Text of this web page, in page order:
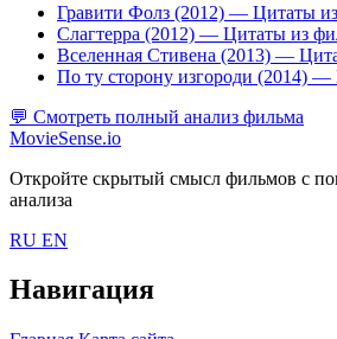
Гравити Фолз (2012) — Цитаты
Слагтерра (2012) — Цитаты из
Вселенная Стивена (2013) —
По ту сторону изгороди (2014) —
💬 Смотреть полный анализ фильма
MovieSense.io
Откройте скрытый смысл фильмов с
анализа
RU EN
Навигация